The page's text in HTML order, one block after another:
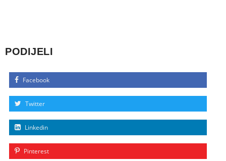
PODIJELI
Facebook
Twitter
Linkedin
Pinterest